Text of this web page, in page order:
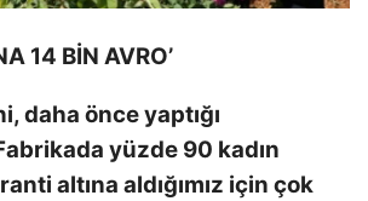
14 BİN AVRO’
daha önce yaptığı
yüzde 90 kadın
altına aldığımız için çok